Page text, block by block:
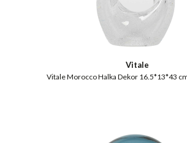
Vitale
Vitale Morocco Halka Dekor 16.5*13*43